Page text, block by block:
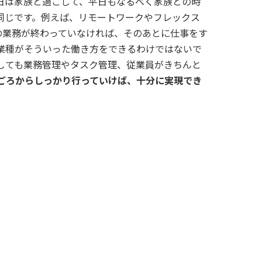
です。例えば、リモートワークやフレックス
務が終わっていなければ、そのあとに仕事をす
がそういった働き方をできるわけではないで
も業務管理やタスク管理、従業員がきちんと
からしっかり行っていけば、十分に実現でき